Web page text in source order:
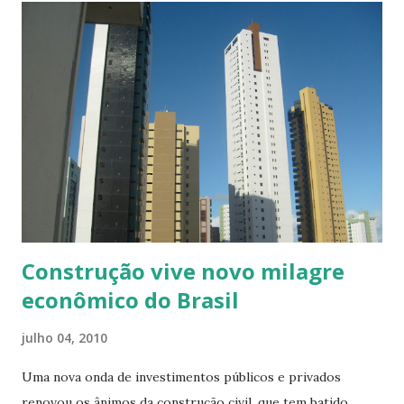
depende fundamentalmente de dois aspectos: inovações no
processo, ampliando a automação/informatização e
ampliação dos canais de atendimento”, afirmou a CEF. 72
horas Ainda segundo a instituição, já existe um projeto
piloto do modelo operacional de correspondente
imobiliário que a CEF pretende implantar. “Acreditamos
que, quando estiver totalmente implementado este novo
modelo, será possível concluir uma operação de crédito
imobiliário em até 72 horas”. O vice-presidente de governo
do banco, Jorge Hereda, prevê o finan...
Construção vive novo milagre
econômico do Brasil
julho 04, 2010
Uma nova onda de investimentos públicos e privados